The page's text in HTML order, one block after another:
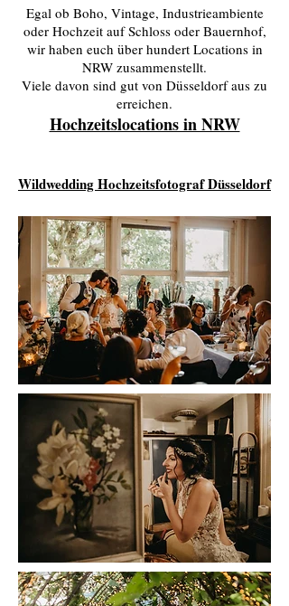
Egal ob Boho, Vintage, Industrieambiente
oder Hochzeit auf Schloss oder Bauernhof,
wir haben euch über hundert Locations in
NRW zusammenstellt.
Viele davon sind gut von Düsseldorf aus zu
erreichen.
Hochzeitslocations in NRW
Wildwedding Hochzeitsfotograf Düsseldorf